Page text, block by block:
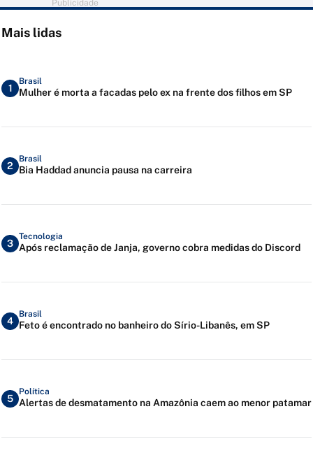
Publicidade
Mais lidas
1
Brasil
Mulher é morta a facadas pelo ex na frente dos filhos em SP
2
Brasil
Bia Haddad anuncia pausa na carreira
3
Tecnologia
Após reclamação de Janja, governo cobra medidas do Discord
4
Brasil
Feto é encontrado no banheiro do Sírio-Libanês, em SP
5
Política
Alertas de desmatamento na Amazônia caem ao menor patamar